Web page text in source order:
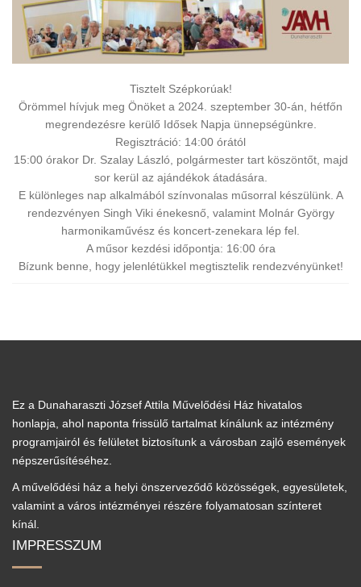
Tisztelt Szépkorúak!
Örömmel hívjuk meg Önöket a 2024. szeptember 30-án, hétfőn
megrendezésre kerülő Idősek Napja ünnepségünkre.
Regisztráció: 14:00 órától
15:00 órakor Dr. Szalay László, polgármester tart köszöntőt, majd
sor kerül az ajándékok átadására.
E különleges nap alkalmából színvonalas műsorral készülünk. A
rendezvényen Singh Viki énekesnő, valamint Molnár György
harmonikaművész és koncert-zenekara lép fel.
A műsor kezdési időpontja: 16:00 óra
Bízunk benne, hogy jelenlétükkel megtisztelik rendezvényünket!
Ez a Dunaharaszti József Attila Művelődési Ház hivatalos
honlapja, ahol naponta frissülő tartalmat kínálunk az intézmény
programjairól és felületet biztosítunk a városban zajló események
népszerűsítéséhez.
A művelődési ház a helyi önszerveződő közösségek, egyesületek,
valamint a város intézményei részére folyamatosan színteret
kínál.
IMPRESSZUM